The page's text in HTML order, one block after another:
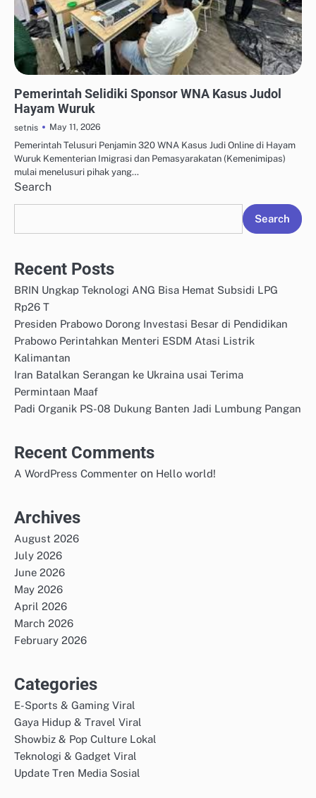
Pemerintah Selidiki Sponsor WNA Kasus Judol
Hayam Wuruk
setnis
May 11, 2026
Pemerintah Telusuri Penjamin 320 WNA Kasus Judi Online di Hayam
Wuruk Kementerian Imigrasi dan Pemasyarakatan (Kemenimipas)
mulai menelusuri pihak yang…
Search
Search
Recent Posts
BRIN Ungkap Teknologi ANG Bisa Hemat Subsidi LPG
Rp26 T
Presiden Prabowo Dorong Investasi Besar di Pendidikan
Prabowo Perintahkan Menteri ESDM Atasi Listrik
Kalimantan
Iran Batalkan Serangan ke Ukraina usai Terima
Permintaan Maaf
Padi Organik PS-08 Dukung Banten Jadi Lumbung Pangan
Recent Comments
A WordPress Commenter on Hello world!
Archives
August 2026
July 2026
June 2026
May 2026
April 2026
March 2026
February 2026
Categories
E-Sports & Gaming Viral
Gaya Hidup & Travel Viral
Showbiz & Pop Culture Lokal
Teknologi & Gadget Viral
Update Tren Media Sosial